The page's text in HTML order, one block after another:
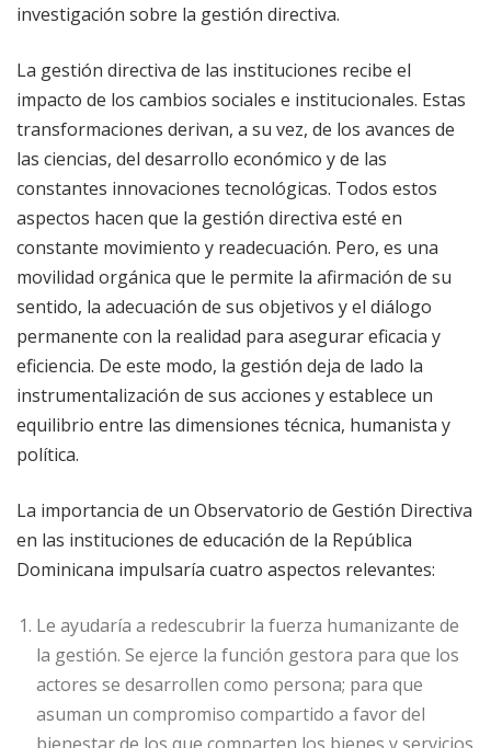
investigación sobre la gestión directiva.
La gestión directiva de las instituciones recibe el
impacto de los cambios sociales e institucionales. Estas
transformaciones derivan, a su vez, de los avances de
las ciencias, del desarrollo económico y de las
constantes innovaciones tecnológicas. Todos estos
aspectos hacen que la gestión directiva esté en
constante movimiento y readecuación. Pero, es una
movilidad orgánica que le permite la afirmación de su
sentido, la adecuación de sus objetivos y el diálogo
permanente con la realidad para asegurar eficacia y
eficiencia. De este modo, la gestión deja de lado la
instrumentalización de sus acciones y establece un
equilibrio entre las dimensiones técnica, humanista y
política.
La importancia de un Observatorio de Gestión Directiva
en las instituciones de educación de la República
Dominicana impulsaría cuatro aspectos relevantes:
Le ayudaría a redescubrir la fuerza humanizante de
la gestión. Se ejerce la función gestora para que los
actores se desarrollen como persona; para que
asuman un compromiso compartido a favor del